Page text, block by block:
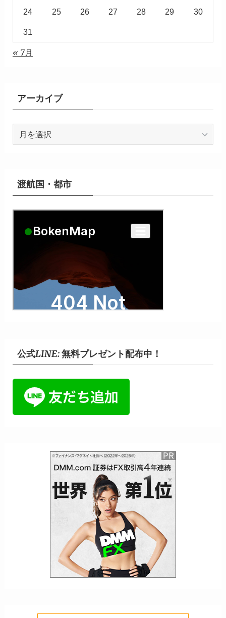
24 25 26 27 28 29 30
31
« 7月
アーカイブ
ー
ブ
渡航国・都市
公式LINE: 無料プレゼント配布中！